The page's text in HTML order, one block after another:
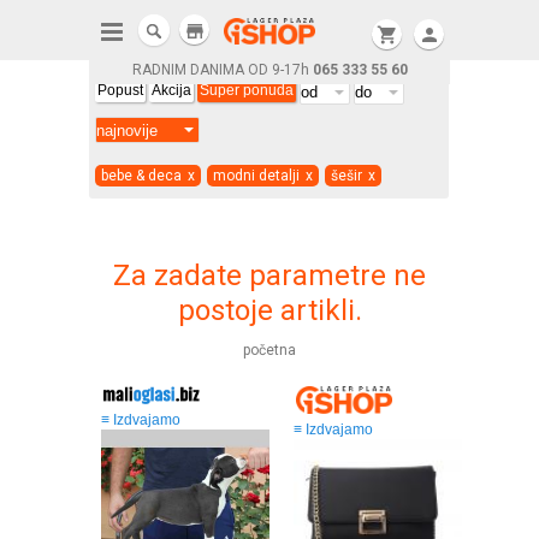
RADNIM DANIMA OD 9-17h 065 333 55 60
shopping_cart person
store
Popust Akcija Super ponuda
bebe & deca x modni detalji x šešir x
Za zadate parametre ne
postoje artikli.
početna